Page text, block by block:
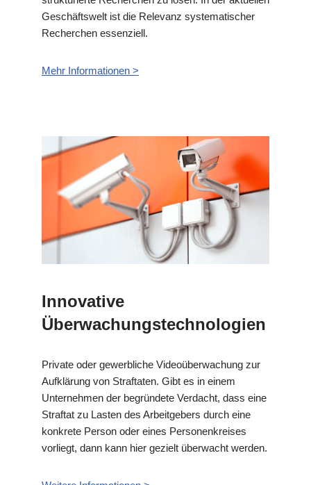
Geschäftswelt ist die Relevanz systematischer
Recherchen essenziell.
Mehr Informationen >
Innovative
Überwachungstechnologien
Private oder gewerbliche Videoüberwachung zur
Aufklärung von Straftaten. Gibt es in einem
Unternehmen der begründete Verdacht, dass eine
Straftat zu Lasten des Arbeitgebers durch eine
konkrete Person oder eines Personenkreises
vorliegt, dann kann hier gezielt überwacht werden.